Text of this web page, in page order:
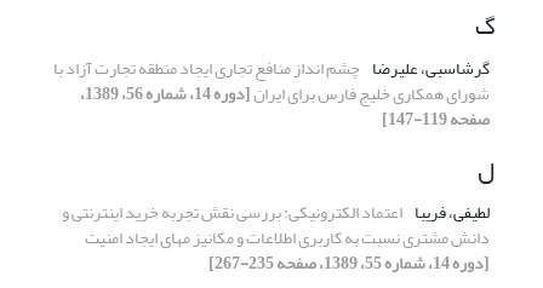
گ
گرشاسبی، علیرضا چشم انداز منافع تجاری ایجاد منطقه تجارت آزاد با
شورای همکاری خلیج فارس برای ایران [دوره 14، شماره 56، 1389،
صفحه 119-147]
ل
لطیفی، فریبا اعتماد الکترونیکی: بررسی نقش تجربه خرید اینترنتی و
دانش مشتری نسبت به کاربری اطلاعات و مکانیز مهای ایجاد امنیت
[دوره 14، شماره 55، 1389، صفحه 235-267]